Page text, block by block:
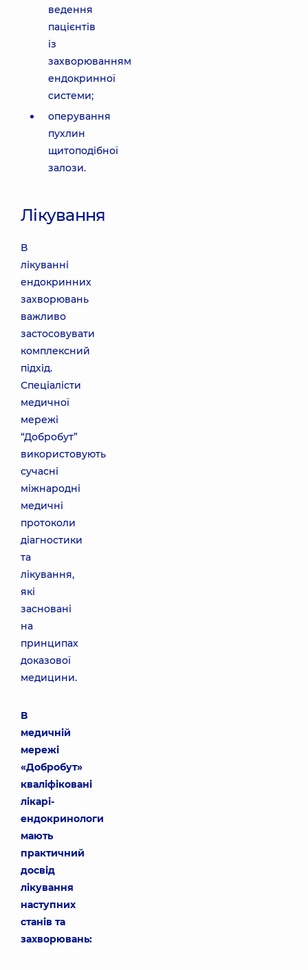
ведення
пацієнтів
із
захворюванням
ендокринної
системи;
оперування
пухлин
щитоподібної
залози.
Лікування
В
лікуванні
ендокринних
захворювань
важливо
застосовувати
комплексний
підхід.
Спеціалісти
медичної
мережі
“Добробут”
використовують
сучасні
міжнародні
медичні
протоколи
діагностики
та
лікування,
які
засновані
на
принципах
доказової
медицини.
В
медичній
мережі
«Добробут»
кваліфіковані
лікарі-
ендокринологи
мають
практичний
досвід
лікування
наступних
станів та
захворювань: